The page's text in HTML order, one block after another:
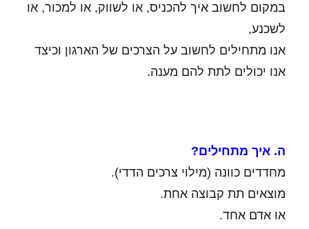
במקום לחשוב איך להכניס, או לשווק, או למכור, או
לשכנע,
אנו מתחילים לחשוב על הצרכים של הארגון וכיצד
אנו יכולים לתת להם מענה.
ה. איך מתחילים?
מחדדים כוונה (מילוי צרכים הדדי).
מוצאים תת קבוצה אחת.
או אדם אחד.